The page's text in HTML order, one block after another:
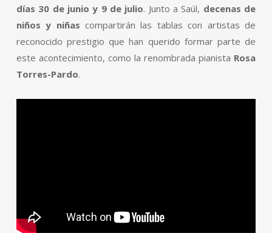
días 30 de junio y 9 de julio. Junto a Saúl, decenas de
niños y niñascompartirán las tablas con artistas de
reconocido prestigio que han querido formar parte de
este acontecimiento, como la renombrada pianista Rosa
Torres-Pardo.